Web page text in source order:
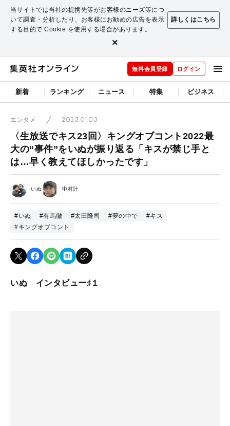
当サイトでは当社の提携先等がお客様のニーズ等につ
いて調査・分析したり、お客様にお勧めの広告を表示
する目的で Cookie を使用する場合があります。
詳しくはこちら
×
無料会員登録 ログイン
新着 ランキング ニュース 特集 ビジネス
エンタメ 2023.01.03
〈生放送でキス23回〉キングオブコント2022最
大の“事件”をいぬが振り返る「キスが禁じ手と
は…早く教えてほしかったです」
いぬ 中村計
#いぬ #有馬徹 #太田隆司 #夢の中で
#キス
#キングオブコント
いぬ インタビュー♯１